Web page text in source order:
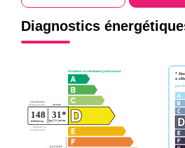
Diagnostics